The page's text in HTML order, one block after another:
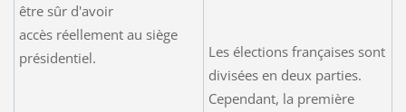
être sûr d'avoir
accès réellement au siège
présidentiel.
Les élections françaises sont
divisées en deux parties.
Cependant, la première